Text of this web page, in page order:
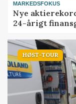
MARKEDSFOKUS
Nye
24-årigt
HØST-TOUR